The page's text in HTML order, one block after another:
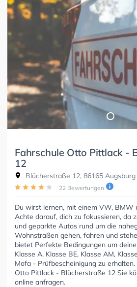
Fahrschule Otto Pittlack -
12
Blücherstraße 12, 86165 Augsburg
22 Bewertungen
Du wirst lernen, mit einem VW, BMW
Achte darauf, dich zu fokussieren, da
und geparkte Autos rund um die
Wohnstraßen gehen, fahren und
bietet Perfekte Bedingungen um
Klasse A, Klasse BE, Klasse AM,
Mofa - Prüfbescheinigung zu erhalten.
Otto Pittlack - Blücherstraße 12 Sie
online anfragen.